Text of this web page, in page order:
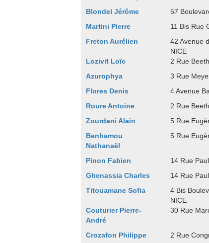
Blondel Jérôme
57
Martini Pierre
11 Bis Rue
Freton Aurélien
42 Avenue
NICE
Lozivit Loïc 2 Rue
Azurophya
3 Rue
Flores Denis
4 Avenue
Roure Antoine
2 Rue
Zourdani Alain
5 Rue
Benhamou
Nathanaël
5 Rue
Pinon Fabien 14 Rue
Ghenassia Charles
14 Rue
Titouamane Sofia
4 Bis
NICE
Couturier Pierre-
André
30 Rue
Crozafon Philippe 2 Rue